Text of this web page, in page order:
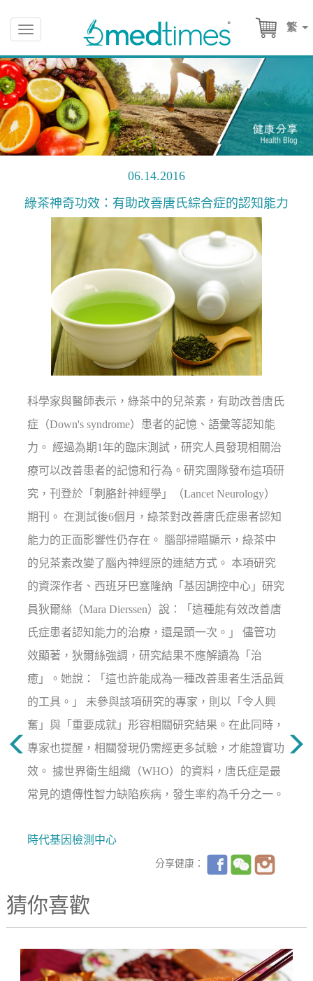
繁
Toggle
navigation
06.14.2016
綠茶神奇功效：有助改善唐氏綜合症的認知能力
科學家與醫師表示，綠茶中的兒茶素，有助改善唐氏
症（Down's syndrome）患者的記憶、語彙等認知能
力。 經過為期1年的臨床測試，研究人員發現相關治
療可以改善患者的記憶和行為。研究團隊發布這項研
究，刊登於「刺胳針神經學」（Lancet Neurology）
期刊。 在測試後6個月，綠茶對改善唐氏症患者認知
能力的正面影響性仍存在。 腦部掃瞄顯示，綠茶中
的兒茶素改變了腦內神經原的連結方式。 本項研究
的資深作者、西班牙巴塞隆納「基因調控中心」研究
員狄爾絲（Mara Dierssen）說：「這種能有效改善唐
氏症患者認知能力的治療，還是頭一次。」 儘管功
效顯著，狄爾絲強調，研究結果不應解讀為「治
癒」。她說：「這也許能成為一種改善患者生活品質
的工具。」 未參與該項研究的專家，則以「令人興
奮」與「重要成就」形容相關研究結果。在此同時，
專家也提醒，相關發現仍需經更多試驗，才能證實功
效。 據世界衛生組織（WHO）的資料，唐氏症是最
常見的遺傳性智力缺陷疾病，發生率約為千分之一。
時代基因檢測中心
分享健康：
猜你喜歡